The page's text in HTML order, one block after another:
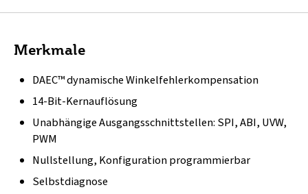
Merkmale
DAEC™ dynamische Winkelfehlerkompensation
14-Bit-Kernauflösung
Unabhängige Ausgangsschnittstellen: SPI, ABI, UVW,
PWM
Nullstellung, Konfiguration programmierbar
Selbstdiagnose